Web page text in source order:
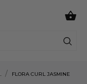

FLORA CURL JASMINE